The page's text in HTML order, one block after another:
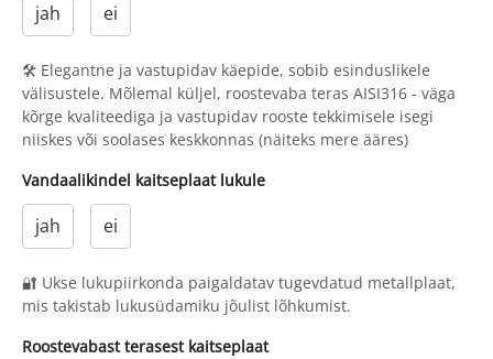
jah ei
🛠 Elegantne ja vastupidav käepide, sobib esinduslikele
välisustele. Mõlemal küljel, roostevaba teras AISI316 - väga
kõrge kvaliteediga ja vastupidav rooste tekkimisele isegi
niiskes või soolases keskkonnas (näiteks mere ääres)
Vandaalikindel kaitseplaat lukule
jah ei
🔐 Ukse lukupiirkonda paigaldatav tugevdatud metallplaat,
mis takistab lukusüdamiku jõulist lõhkumist.
Roostevabast terasest kaitseplaat